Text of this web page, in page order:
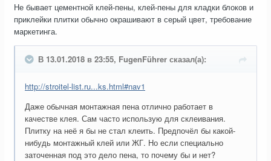
Не бывает цементной клей-пены, клей-пены для кладки блоков и
приклейки плитки обычно окрашивают в серый цвет, требование
маркетинга.
В 13.01.2018 в 23:55, FugenFührer сказал(а):
http://stroitel-list.ru...ks.html#nav1
Даже обычная монтажная пена отлично работает в
качестве клея. Сам часто использую для склеивания.
Плитку на неё я бы не стал клеить. Предпочёл бы какой-
нибудь монтажный клей или ЖГ. Но если специально
заточенная под это дело пена, то почему бы и нет?